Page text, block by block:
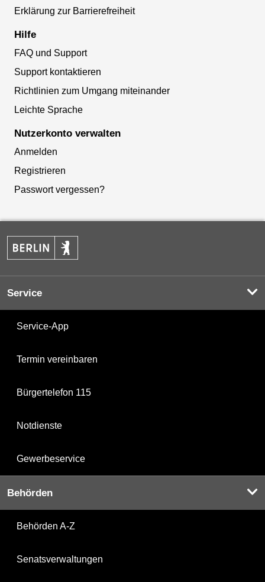
Erklärung zur Barrierefreiheit
Hilfe
FAQ und Support
Support kontaktieren
Richtlinien zum Umgang miteinander
Leichte Sprache
Nutzerkonto verwalten
Anmelden
Registrieren
Passwort vergessen?
Service
Service-App
Termin vereinbaren
Bürgertelefon 115
Notdienste
Gewerbeservice
Behörden
Behörden A-Z
Senatsverwaltungen